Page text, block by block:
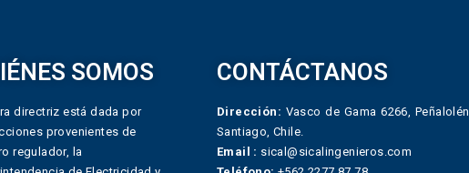
SOMOS
directriz está dada por
provenientes de
regulador, la
CONTÁCTANOS
Dirección: Vasco de Gama 6266, Peñalolén,
Santiago, Chile.
Email : sical@sicalingenieros.com